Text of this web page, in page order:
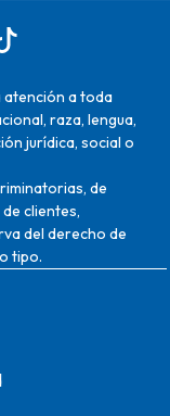
atención a toda
raza, lengua,
jurídica, social o
de
clientes,
del derecho de
tipo.